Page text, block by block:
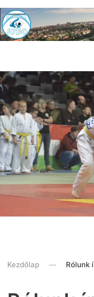
Kezdőlap Rólunk